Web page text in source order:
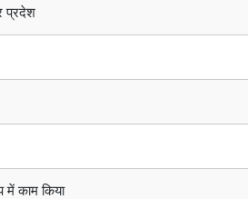
प्रदेश
में काम किया